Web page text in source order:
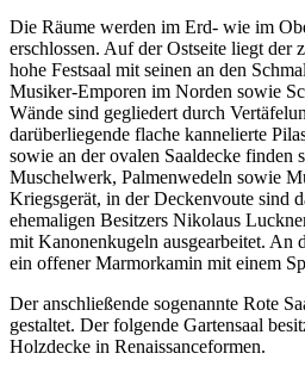
Die Räume werden im Erd- wie im
erschlossen. Auf der Ostseite liegt der
hohe Festsaal mit seinen an den
Musiker-Emporen im Norden sowie
Wände sind gegliedert durch
darüberliegende flache kannelierte
sowie an der ovalen Saaldecke finden
Muschelwerk, Palmenwedeln sowie
Kriegsgerät, in der Deckenvoute sind
ehemaligen Besitzers Nikolaus
mit Kanonenkugeln ausgearbeitet. An
ein offener Marmorkamin mit einem
Der anschließende sogenannte Rote
gestaltet. Der folgende Gartensaal
Holzdecke in Renaissanceformen.